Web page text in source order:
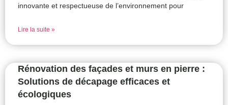
innovante et respectueuse de l’environnement pour
Lire la suite »
Rénovation des façades et murs en pierre :
Solutions de décapage efficaces et
écologiques